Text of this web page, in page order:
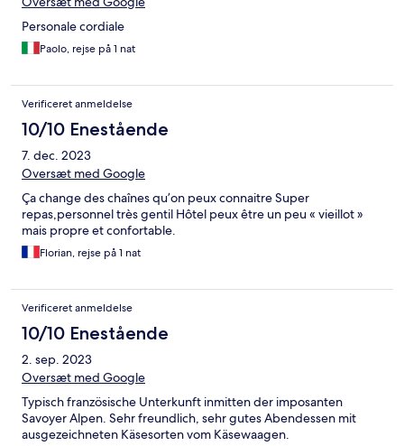
Personale cordiale
Paolo, rejse på 1 nat
Verificeret anmeldelse
10/10 Enestående
7. dec. 2023
Oversæt med Google
Ça change des chaînes qu’on peux connaitre Super
repas,personnel très gentil Hôtel peux être un peu « vieillot »
mais propre et confortable.
Florian, rejse på 1 nat
Verificeret anmeldelse
10/10 Enestående
2. sep. 2023
Oversæt med Google
Typisch französische Unterkunft inmitten der imposanten
Savoyer Alpen. Sehr freundlich, sehr gutes Abendessen mit
ausgezeichneten Käsesorten vom Käsewaagen.